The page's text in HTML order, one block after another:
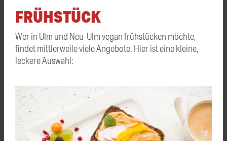
FRÜHSTÜCK
Wer in Ulm und Neu-Ulm vegan frühstücken möchte,
findet mittlerweile viele Angebote. Hier ist eine kleine,
leckere Auswahl: